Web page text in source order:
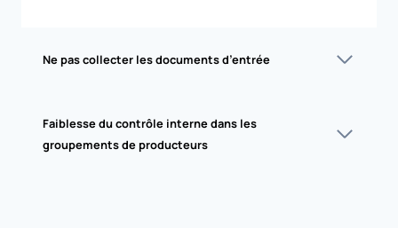
Ne pas collecter les documents d’entrée
Faiblesse du contrôle interne dans les
groupements de producteurs